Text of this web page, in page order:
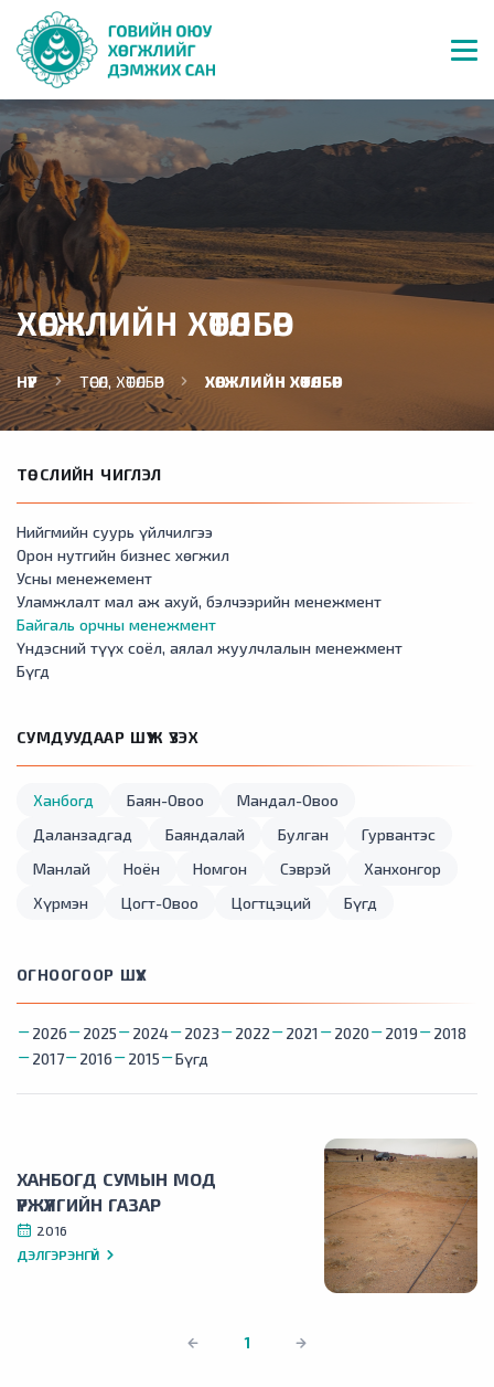
ХӨГЖЛИЙН ХӨТӨЛБӨР
НҮҮР ТӨСӨЛ, ХӨТӨЛБӨР ХӨГЖЛИЙН ХӨТӨЛБӨР
ХАНБОГД СУМЫН МОД
ҮРЖҮҮЛГИЙН ГАЗАР
2016
ДЭЛГЭРЭНГҮЙ
ТӨСЛИЙН ЧИГЛЭЛ
Нийгмийн суурь үйлчилгээ
Орон нутгийн бизнес хөгжил
Усны менежемент
Уламжлалт мал аж ахуй, бэлчээрийн менежмент
Байгаль орчны менежмент
Үндэсний түүх соёл, аялал жуулчлалын менежмент
Бүгд
СУМДУУДААР ШҮҮЖ ҮЗЭХ
Ханбогд Баян-Овоо
Мандал-Овоо
Даланзадгад
Баяндалай Булган
Гурвантэс
Манлай
Ноён Номгон Сэврэй
Ханхонгор
Хүрмэн
Цогт-Овоо Цогтцэций Бүгд
ОГНООГООР ШҮҮХ
2026 2025 2024 2023 2022 2021 2020 2019
2018
2017
2016 2015 Бүгд
1